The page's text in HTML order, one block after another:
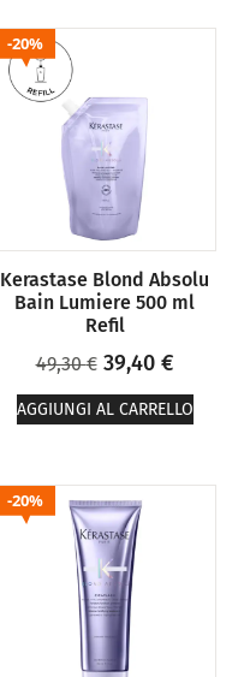
20%
Kerastase Blond Absolu
Bain Lumiere 500 ml
Refil
49,30€ 39,40 €
AGGIUNGI AL CARRELLO
20%